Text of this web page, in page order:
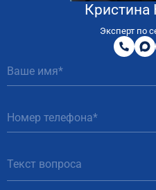
Кристина
Эксперт по
8
800
200
51